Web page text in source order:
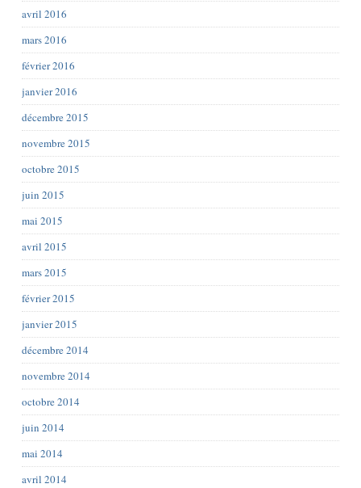
avril 2016
mars 2016
février 2016
janvier 2016
décembre 2015
novembre 2015
octobre 2015
juin 2015
mai 2015
avril 2015
mars 2015
février 2015
janvier 2015
décembre 2014
novembre 2014
octobre 2014
juin 2014
mai 2014
avril 2014